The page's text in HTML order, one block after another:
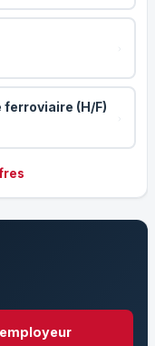
ferroviaire (H/F)